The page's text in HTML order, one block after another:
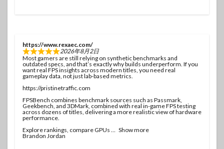
https://www.rexaec.com/
2026年8月2日
Most gamers are still relying on synthetic benchmarks and
outdated specs, and that’s exactly why builds underperform. If you
want real FPS insights across modern titles, you need real
gameplay data, not just lab-based metrics.
https://pristinetraffic.com
FPSBench combines benchmark sources such as Passmark,
Geekbench, and 3DMark, combined with real in-game FPS testing
across dozens of titles, delivering a more realistic view of hardware
performance.
Explore rankings, compare GPUs
Show more
Brandon Jordan